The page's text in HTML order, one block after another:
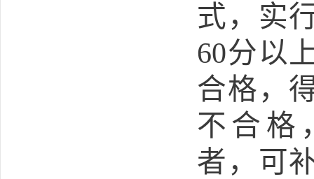
式，实
60分以
合格，
不合格
者，可